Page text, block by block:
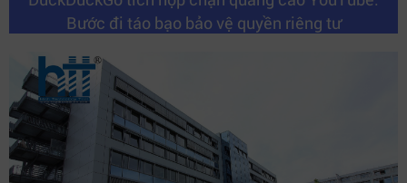
Bước đi táo bạo bảo vệ quyền riêng tư